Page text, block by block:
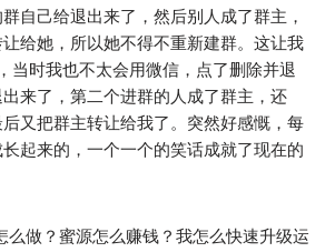
自己给退出来了，然后别人成了群主，
给她，所以她不得不重新建群。这让我
当时我也不太会用微信，点了删除并退
来了，第二个进群的人成了群主，还
又把群主转让给我了。突然好感慨，每
起来的，一个一个的笑话成就了现在的
么做？蜜源怎么赚钱？我怎么快速升级运